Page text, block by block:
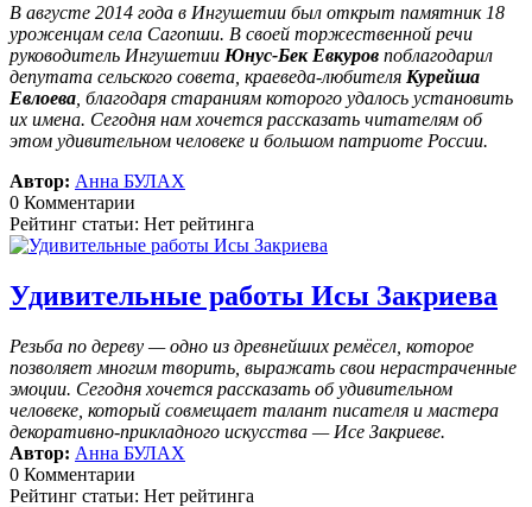
В августе 2014 года в Ингушетии был открыт памятник 18
уроженцам села Сагопши. В своей торжественной речи
руководитель Ингушетии Юнус-Бек Евкуров поблагодарил
депутата сельского совета, краеведа-любителя Курейша
Евлоева , благодаря стараниям которого удалось установить
их имена. Сегодня нам хочется рассказать читателям об
этом удивительном человеке и большом патриоте России.
Автор: Анна БУЛАХ
0 Комментарии
Рейтинг статьи: Нет рейтинга
Удивительные работы Исы Закриева
Резьба по дереву — одно из древнейших ремёсел, которое
позволяет многим творить, выражать свои нерастраченные
эмоции. Сегодня хочется рассказать об удивительном
человеке, который совмещает талант писателя и мастера
декоративно-прикладного искусства — Исе Закриеве.
Автор: Анна БУЛАХ
0 Комментарии
Рейтинг статьи: Нет рейтинга